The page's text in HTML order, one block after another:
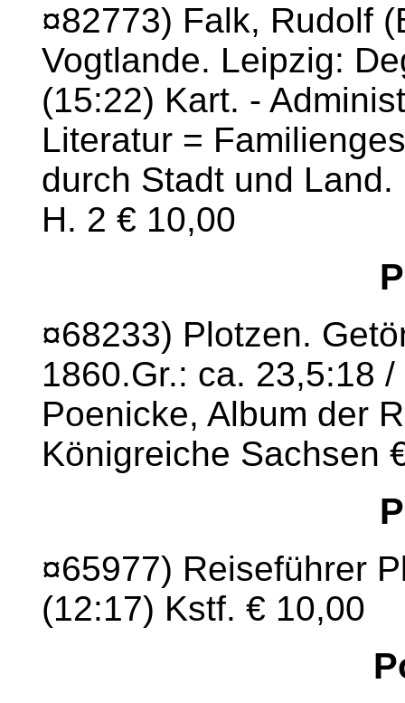
¤82773) Falk, Rudolf
Vogtlande. Leipzig:
(15:22) Kart. -
Literatur =
durch Stadt und
H. 2 € 10,00
¤68233) Plotzen.
1860.Gr.: ca. 23,5:18
Poenicke, Album der
Königreiche Sachsen
¤65977) Reiseführer
(12:17) Kstf. € 10,00